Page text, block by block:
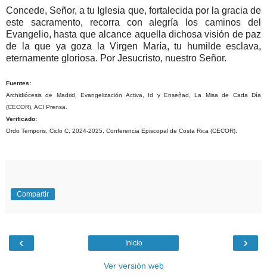
Concede, Señor, a tu Iglesia que, fortalecida por la gracia de
este sacramento, recorra con alegría los caminos del
Evangelio, hasta que alcance aquella dichosa visión de paz
de la que ya goza la Virgen María, tu humilde esclava,
eternamente gloriosa. Por Jesucristo, nuestro Señor.
Fuentes:
Archidiócesis de Madrid, Evangelización Activa, Id y Enseñad, La Misa de Cada Día
(CECOR), ACI Prensa.
Verificado:
Ordo Temporis, Ciclo C, 2024-2025, Conferencia Episcopal de Costa Rica (CECOR).
Compartir
‹ ›
Inicio
Ver versión web